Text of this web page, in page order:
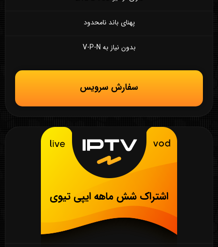
پهنای باند نامحدود
بدون نیاز به V-P-N
سفارش سرویس
اشتراک شش ماهه ایپی تیوی